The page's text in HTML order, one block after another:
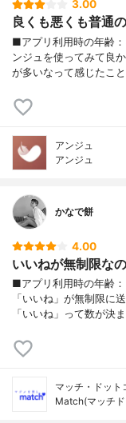
3.00
良くも悪くも普通
■アプリ利用時の年齢
ンジュを使ってみて良
が多いなって感じたこ
アンジュ
アンジュ
かなで餅
4.00
いいねが無制限な
■アプリ利用時の年齢
「いいね」が無制限に
「いいね」って数が決
マッチ・ドット
Match(マッチ